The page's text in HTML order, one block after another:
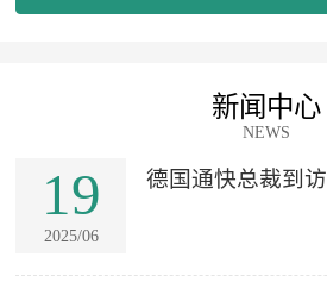
新闻中心
NEWS
19
2025/06
德国通快总裁到